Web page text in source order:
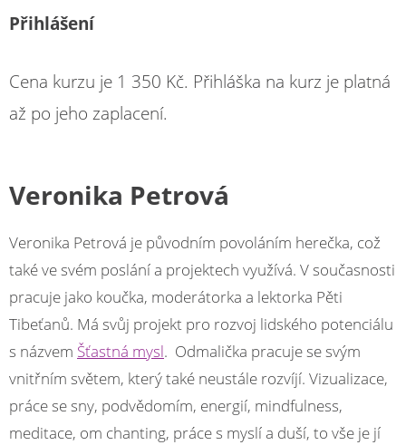
Přihlášení
Cena kurzu je 1 350 Kč. Přihláška na kurz je platná
až po jeho zaplacení.
Veronika Petrová
Veronika Petrová je původním povoláním herečka, což
také ve svém poslání a projektech využívá. V současnosti
pracuje jako koučka, moderátorka a lektorka Pěti
Tibeťanů. Má svůj projekt pro rozvoj lidského potenciálu
s názvem Šťastná mysl. Odmalička pracuje se svým
vnitřním světem, který také neustále rozvíjí. Vizualizace,
práce se sny, podvědomím, energií, mindfulness,
meditace, om chanting, práce s myslí a duší, to vše je jí